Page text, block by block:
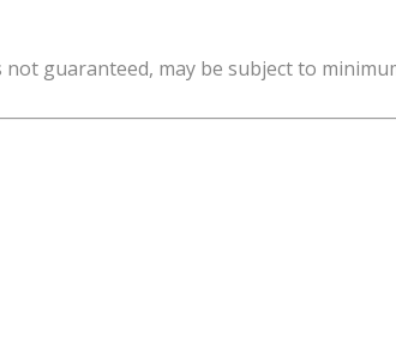
guaranteed, may be subject to